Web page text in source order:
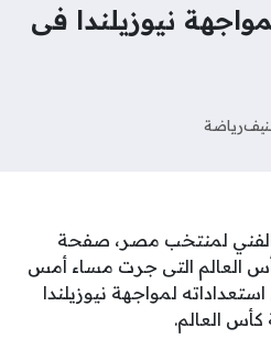
نيوزيلندا فى
رياضة
لمنتخب مصر، صفحة
العالم التى جرت مساء أمس
استعداداته لمواجهة نيوزيلندا
كأس العالم.